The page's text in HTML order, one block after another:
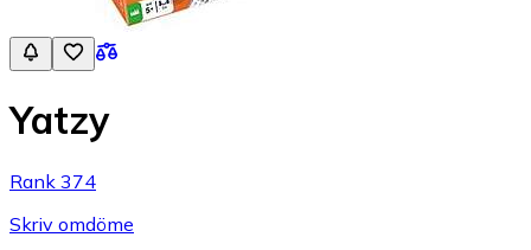
Yatzy
Rank 374
Skriv omdöme